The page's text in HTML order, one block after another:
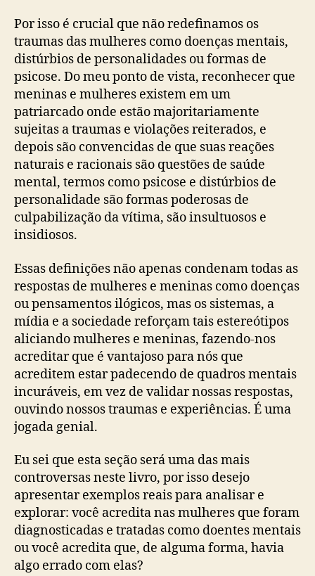
Por isso é crucial que não redefinamos os
traumas das mulheres como doenças mentais,
distúrbios de personalidades ou formas de
psicose. Do meu ponto de vista, reconhecer que
meninas e mulheres existem em um
patriarcado onde estão majoritariamente
sujeitas a traumas e violações reiterados, e
depois são convencidas de que suas reações
naturais e racionais são questões de saúde
mental, termos como psicose e distúrbios de
personalidade são formas poderosas de
culpabilização da vítima, são insultuosos e
insidiosos.
Essas definições não apenas condenam todas as
respostas de mulheres e meninas como doenças
ou pensamentos ilógicos, mas os sistemas, a
mídia e a sociedade reforçam tais estereótipos
aliciando mulheres e meninas, fazendo-nos
acreditar que é vantajoso para nós que
acreditem estar padecendo de quadros mentais
incuráveis, em vez de validar nossas respostas,
ouvindo nossos traumas e experiências. É uma
jogada genial.
Eu sei que esta seção será uma das mais
controversas neste livro, por isso desejo
apresentar exemplos reais para analisar e
explorar: você acredita nas mulheres que foram
diagnosticadas e tratadas como doentes mentais
ou você acredita que, de alguma forma, havia
algo errado com elas?